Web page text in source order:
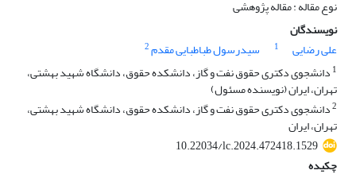
نوع مقاله : مقاله پژوهشی
نویسندگان
علی رضایی
1 سیدرسول طباطبایی مقدم2
1 دانشجوی دکتری حقوق نفت و گاز، دانشکده حقوق، دانشگاه شهید بهشتی،
تهران، ایران (نویسنده مسئول)
2دانشجوی دکتری حقوق نفت و گاز، دانشکده حقوق، دانشگاه شهید بهشتی،
تهران، ایران
10.22034/lc.2024.472418.1529
چکیده